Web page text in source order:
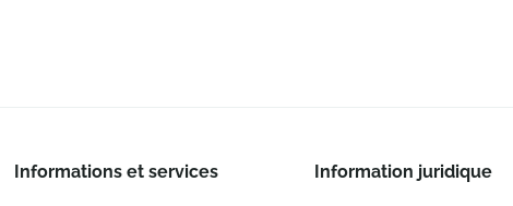
Informations et services Information juridique